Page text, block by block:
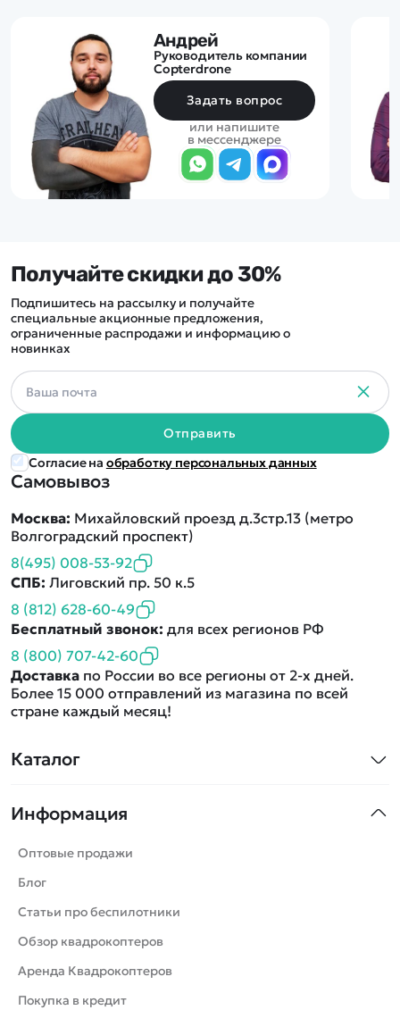
Андрей
Руководитель компании
Copterdrone
Задать вопрос
или напишите
в мессенджере
Каталог
Машинки
Танки
Вертолеты
Катера
Роботы
Самолеты
Сборные модели
Информация
Оптовые продажи
Блог
Статьи про беспилотники
Обзор квадрокоптеров
Аренда Квадрокоптеров
Покупка в кредит
Самовывоз
Москва: Михайловский проезд д.3стр.13 (метро
Волгоградский проспект)
8(495) 008-53-92
СПБ: Лиговский пр. 50 к.5
8 (812) 628-60-49
Бесплатный звонок: для всех регионов РФ
8 (800) 707-42-60
Доставка по России во все регионы от 2-х дней.
Более 15 000 отправлений из магазина по всей
стране каждый месяц!
Получайте скидки до 30%
Подпишитесь на рассылку и получайте
специальные акционные предложения,
ограниченные распродажи и информацию о
новинках
Отправить
Согласие на обработку персональных данных